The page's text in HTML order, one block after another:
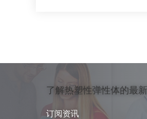
了解热塑性弹性体的最
订阅资讯